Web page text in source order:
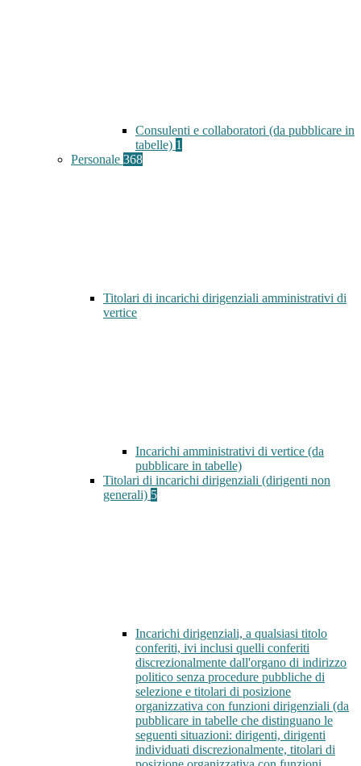
Consulenti e collaboratori (da pubblicare in
tabelle) 1
Personale 368
Titolari di incarichi dirigenziali amministrativi di
vertice
Incarichi amministrativi di vertice (da
pubblicare in tabelle)
Titolari di incarichi dirigenziali (dirigenti non
generali) 5
Incarichi dirigenziali, a qualsiasi titolo
conferiti, ivi inclusi quelli conferiti
discrezionalmente dall'organo di indirizzo
politico senza procedure pubbliche di
selezione e titolari di posizione
organizzativa con funzioni dirigenziali (da
pubblicare in tabelle che distinguano le
seguenti situazioni: dirigenti, dirigenti
individuati discrezionalmente, titolari di